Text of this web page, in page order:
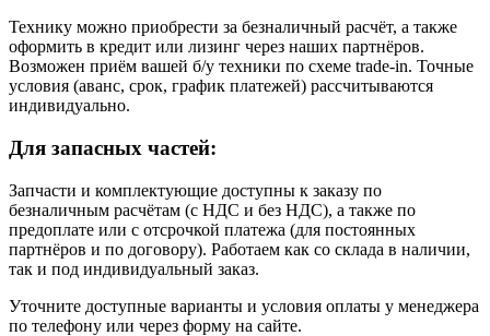
Технику можно приобрести за безналичный расчёт, а также
оформить в кредит или лизинг через наших партнёров.
Возможен приём вашей б/у техники по схеме trade-in. Точные
условия (аванс, срок, график платежей) рассчитываются
индивидуально.
Для запасных частей:
Запчасти и комплектующие доступны к заказу по
безналичным расчётам (с НДС и без НДС), а также по
предоплате или с отсрочкой платежа (для постоянных
партнёров и по договору). Работаем как со склада в наличии,
так и под индивидуальный заказ.
Уточните доступные варианты и условия оплаты у менеджера
по телефону или через форму на сайте.